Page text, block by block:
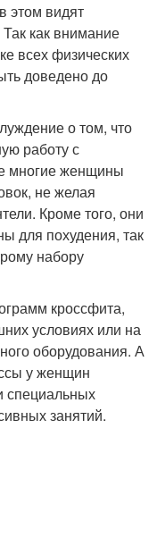
этом видят
как внимание
всех физических
доведено до
о том, что
работу с
многие женщины
не желая
Кроме того, они
для похудения, так
набору
кроссфита,
условиях или на
оборудования. А
у женщин
специальных
занятий.